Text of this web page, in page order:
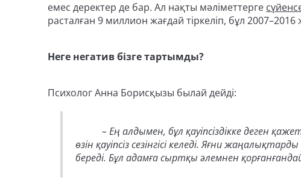
емес деректер де бар. Ал нақты мәліметтерге
расталған 9 миллион жағдай тіркеліп, бұл
Неге негатив бізге тартымды?
Психолог Анна Борисқызы былай дейді:
– Ең алдымен, бұл қауіпсіздікке деген
өзін қауіпсіз сезінгісі келеді. Яғни
береді. Бұл адамға сыртқы әлемнен